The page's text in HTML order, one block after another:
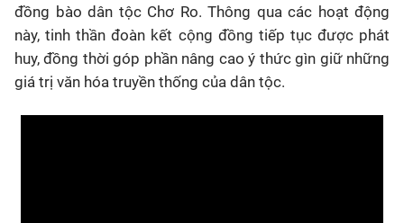
đồng bào dân tộc Chơ Ro. Thông qua các hoạt động
này, tinh thần đoàn kết cộng đồng tiếp tục được phát
huy, đồng thời góp phần nâng cao ý thức gìn giữ những
giá trị văn hóa truyền thống của dân tộc.